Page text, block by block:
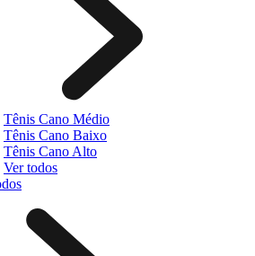
Tênis Cano Médio
Tênis Cano Baixo
Tênis Cano Alto
Ver todos